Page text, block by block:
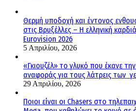
Θερμή υποδοχή και έντονος
στις Βρυξέλλες – Η ελληνική
Eurovision 2026
5 Απριλίου, 2026
«Γκιουζέλ» το γλυκό που έκανε
αναφοράς για τους λάτρεις των
29 Απριλίου, 2026
Ποιοι είναι οι Chasers στο